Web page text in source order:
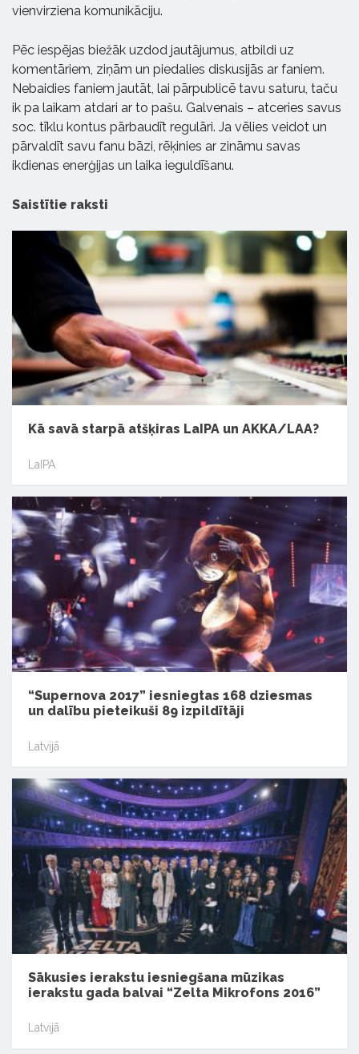
vienvirziena komunikāciju.
Pēc iespējas biežāk uzdod jautājumus, atbildi uz
komentāriem, ziņām un piedalies diskusijās ar faniem.
Nebaidies faniem jautāt, lai pārpublicē tavu saturu, taču
ik pa laikam atdari ar to pašu. Galvenais – atceries savus
soc. tīklu kontus pārbaudīt regulāri. Ja vēlies veidot un
pārvaldīt savu fanu bāzi, rēķinies ar zināmu savas
ikdienas enerģijas un laika ieguldīšanu.
Saistītie raksti
Kā savā starpā atšķiras LaIPA un AKKA/LAA?
LaIPA
“Supernova 2017” iesniegtas 168 dziesmas
un dalību pieteikuši 89 izpildītāji
Latvijā
Sākusies ierakstu iesniegšana mūzikas
ierakstu gada balvai “Zelta Mikrofons 2016”
Latvijā